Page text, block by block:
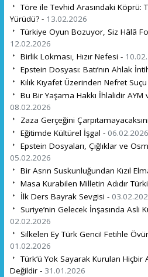
Töre ile Tevhid Arasındaki Köprü:
Yürüdü? - 13.02.2026
Türkiye Oyun Bozuyor, Siz Hâlâ
12.02.2026
Birlik Lokması, Hızır Nefesi -
Epstein Dosyası: Batı’nın Ahlak
Kılık Kıyafet Üzerinden Nefret
Bu Bir Yaşama Hakkı İhlalidir AYM
08.02.2026
Zaza Gerçeğini
Eğitimde Kültürel İşgal - 06.02.2026
Epstein Dosyaları, Çığlıklar ve
05.02.2026
Bir Asrın Suskunluğundan Kızıl
Masa Kurabilen Milletin Adıdır
İlk Ders Bayrak Sevgisi -
Suriye’nin Gelecek İnşasında Asli
02.02.2026
Silkelen Ey Türk Genci! Fetihle
01.02.2026
Türk’ü Yok Sayarak Kurulan
Değildir - 31.01.2026